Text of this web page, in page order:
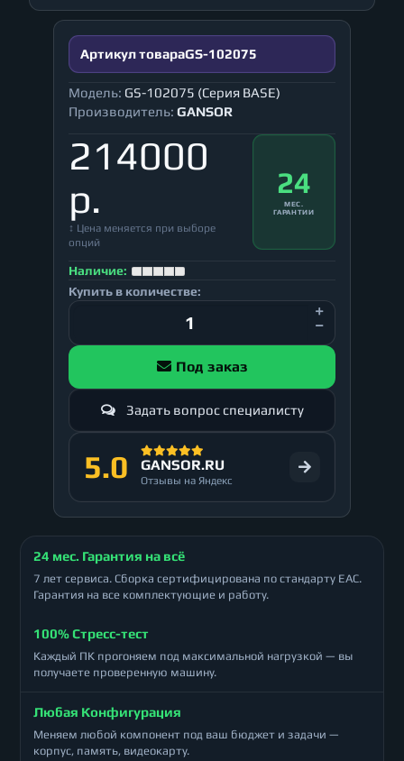
Артикул товараGS-102075
Модель: GS-102075 (Серия BASE)
Производитель: GANSOR
214000
р.
↕ Цена меняется при выборе
опций
24
МЕС.
ГАРАНТИИ
Наличие:
Купить в количестве:
Под заказ
Задать вопрос специалисту
5.0 GANSOR.RU
Отзывы на Яндекс
24 мес. Гарантия на всё
7 лет сервиса. Сборка сертифицирована по стандарту ЕАС.
Гарантия на все комплектующие и работу.
100% Стресс-тест
Каждый ПК прогоняем под максимальной нагрузкой — вы
получаете проверенную машину.
Любая Конфигурация
Меняем любой компонент под ваш бюджет и задачи —
корпус, память, видеокарту.